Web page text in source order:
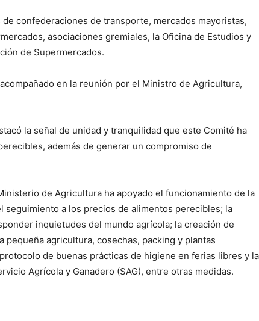
confederaciones de transporte, mercados mayoristas,
asociaciones gremiales, la Oficina de Estudios y
de Supermercados.
en la reunión por el Ministro de Agricultura,
la señal de unidad y tranquilidad que este Comité ha
además de generar un compromiso de
de Agricultura ha apoyado el funcionamiento de la
seguimiento a los precios de alimentos perecibles; la
inquietudes del mundo agrícola; la creación de
pequeña agricultura, cosechas, packing y plantas
de buenas prácticas de higiene en ferias libres y la
Agrícola y Ganadero (SAG), entre otras medidas.